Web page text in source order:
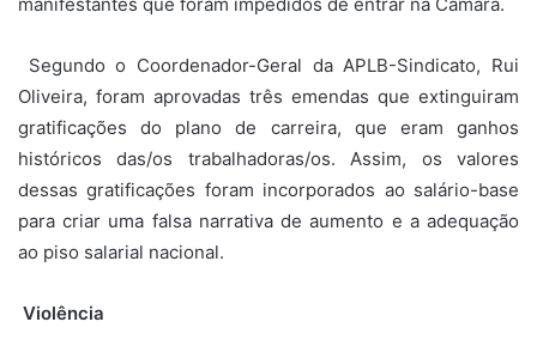
Segundo o Coordenador-Geral da APLB-Sindicato, Rui
Oliveira, foram aprovadas três emendas que extinguiram
gratificações do plano de carreira, que eram ganhos
históricos das/os trabalhadoras/os. Assim, os valores
dessas gratificações foram incorporados ao salário-base
para criar uma falsa narrativa de aumento e a adequação
ao piso salarial nacional.
Violência